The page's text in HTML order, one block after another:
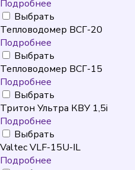
Подробнее
Выбрать
Тепловодомер ВСГ-20
Подробнее
Выбрать
Тепловодомер ВСГ-15
Подробнее
Выбрать
Тритон Ультра КВУ 1,5i
Подробнее
Выбрать
Valtec VLF-15U-IL
Подробнее